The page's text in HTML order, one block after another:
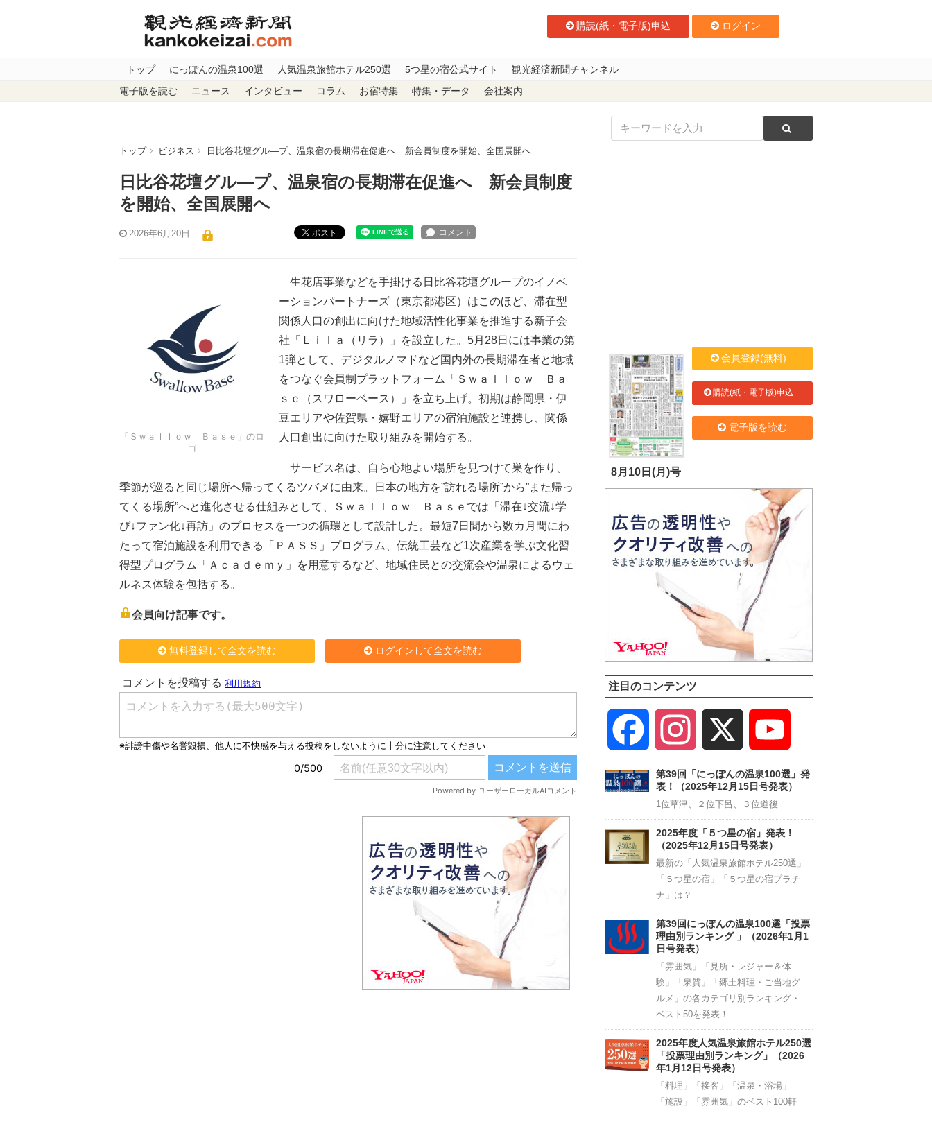
購読(紙・電子版)申込 ログイン
トップ にっぽんの温泉100選 人気温泉旅館ホテル250選 5つ星の宿公式サイト 観光経済新聞チャンネル
電子版を読む ニュース インタビュー コラム お宿特集 特集・データ 会社案内
トップ ビジネス 日比谷花壇グル―プ、温泉宿の長期滞在促進へ 新会員制度を開始、全国展開へ
日比谷花壇グル―プ、温泉宿の長期滞在促進へ 新会員制度
を開始、全国展開へ
2026年6月20日 ポスト
「Ｓｗａｌｌｏｗ Ｂａｓｅ」のロ
ゴ
生花店事業などを手掛ける日比谷花壇グループのイノベ
ーションパートナーズ（東京都港区）はこのほど、滞在型
関係人口の創出に向けた地域活性化事業を推進する新子会
社「Ｌｉｌａ（リラ）」を設立した。5月28日には事業の第
1弾として、デジタルノマドなど国内外の長期滞在者と地域
をつなぐ会員制プラットフォーム「Ｓｗａｌｌｏｗ Ｂａ
ｓｅ（スワローベース）」を立ち上げ。初期は静岡県・伊
豆エリアや佐賀県・嬉野エリアの宿泊施設と連携し、関係
人口創出に向けた取り組みを開始する。
サービス名は、自ら心地よい場所を見つけて巣を作り、
季節が巡ると同じ場所へ帰ってくるツバメに由来。日本の地方を”訪れる場所”から”また帰っ
てくる場所”へと進化させる仕組みとして、Ｓｗａｌｌｏｗ Ｂａｓｅでは「滞在↓交流↓学
び↓ファン化↓再訪」のプロセスを一つの循環として設計した。最短7日間から数カ月間にわ
たって宿泊施設を利用できる「ＰＡＳＳ」プログラム、伝統工芸など1次産業を学ぶ文化習
得型プログラム「Ａｃａｄｅｍｙ」を用意するなど、地域住民との交流会や温泉によるウェ
ルネス体験を包括する。
会員向け記事です。
無料登録して全文を読む ログインして全文を読む
8月10日(月)号
会員登録(無料)
購読(紙・電子版)申込
電子版を読む
注目のコンテンツ
Facebook Instagram
Channel
第39回「にっぽんの温泉100選」発
表！（2025年12月15日号発表）
1位草津、２位下呂、３位道後
2025年度「５つ星の宿」発表！
（2025年12月15日号発表）
最新の「人気温泉旅館ホテル250選」
「５つ星の宿」「５つ星の宿プラチ
ナ」は？
第39回にっぽんの温泉100選「投票
理由別ランキング 」（2026年1月1
日号発表）
「雰囲気」「見所・レジャー＆体
験」「泉質」「郷土料理・ご当地グ
ルメ」の各カテゴリ別ランキング・
ベスト50を発表！
2025年度人気温泉旅館ホテル250選
「投票理由別ランキング」（2026
年1月12日号発表）
「料理」「接客」「温泉・浴場」
「施設」「雰囲気」のベスト100軒